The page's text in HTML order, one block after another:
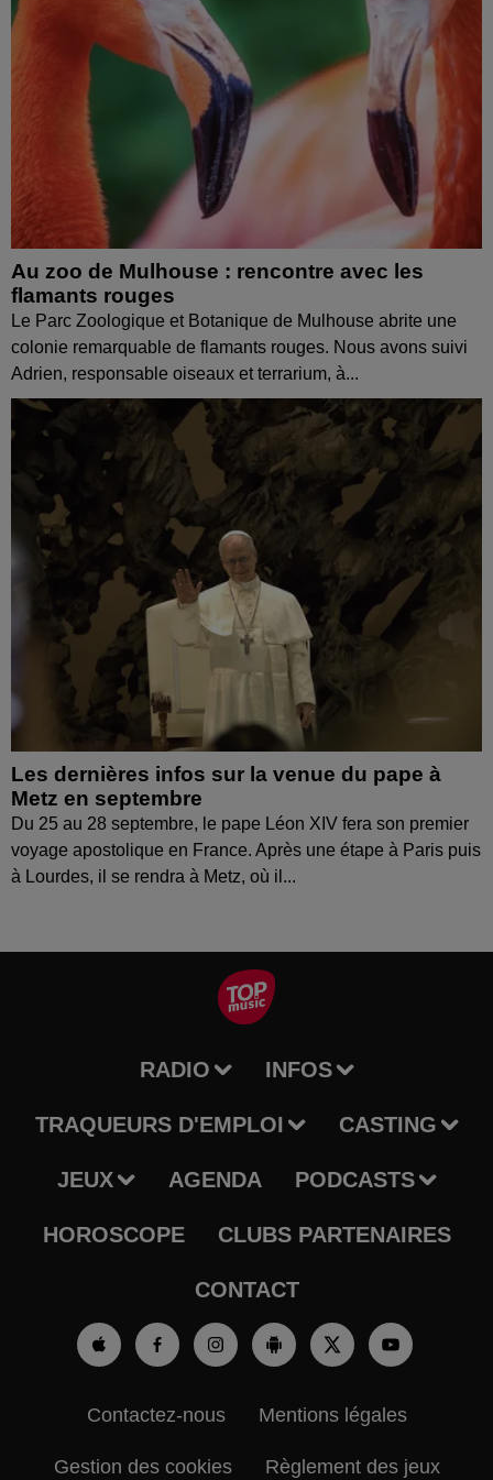
Au zoo de Mulhouse : rencontre avec les
flamants rouges
Le Parc Zoologique et Botanique de Mulhouse abrite une
colonie remarquable de flamants rouges. Nous avons suivi
Adrien, responsable oiseaux et terrarium, à...
Les dernières infos sur la venue du pape à
Metz en septembre
Du 25 au 28 septembre, le pape Léon XIV fera son premier
voyage apostolique en France. Après une étape à Paris puis
à Lourdes, il se rendra à Metz, où il...
RADIO INFOS
TRAQUEURS D'EMPLOI CASTING
JEUX AGENDA PODCASTS
HOROSCOPE CLUBS PARTENAIRES
CONTACT
Contactez-nous Mentions légales
Gestion des cookies Règlement des jeux